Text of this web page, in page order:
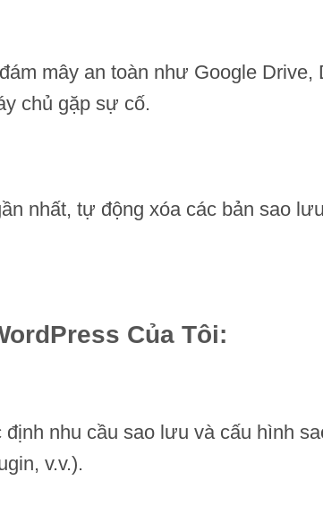
mây an toàn như Google Drive,
chủ gặp sự cố.
nhất, tự động xóa các bản sao
Của Tôi:
nhu cầu sao lưu và cấu hình
v.v.).